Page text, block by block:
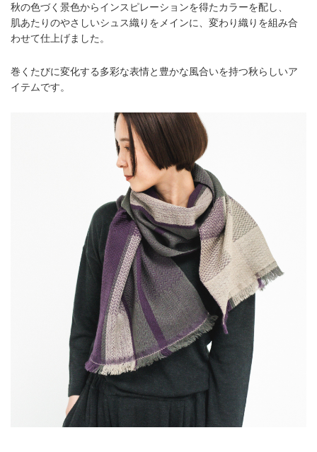
秋の色づく景色からインスピレーションを得たカラーを配し、
肌あたりのやさしいシュス織りをメインに、変わり織りを組み合
わせて仕上げました。
巻くたびに変化する多彩な表情と豊かな風合いを持つ秋らしいア
イテムです。